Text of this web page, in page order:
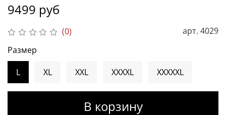
(0) арт. 4029
9499 руб
В корзину
Размер
L
XL XXL XXXXL XXXXXL